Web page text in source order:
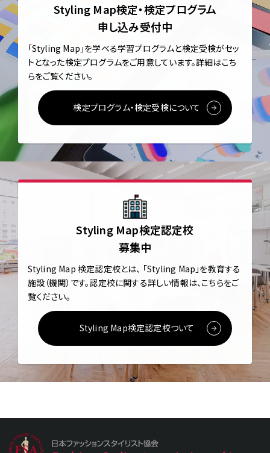
Styling Map検定・検定プログラム
申し込み受付中
「Styling Map」を学べる学習プログラムと検定受検がセッ
トとなった検定プログラムをご用意しています。詳細はこち
らをご覧ください。
検定プログラム・検定受検について
Styling Map検定認定校
募集中
Styling Map 検定認定校とは、 「Styling Map」を教育する
施設（機関）です。認定校に関する詳しい情報は、こちらをご
覧ください。
Styling Map検定認定校ついて